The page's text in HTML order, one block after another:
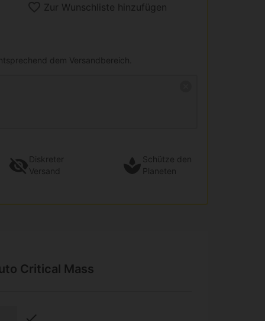
Zur Wunschliste hinzufügen
dem Versandbereich.
Diskreter
Versand
Schütze den
Planeten
Critical Mass